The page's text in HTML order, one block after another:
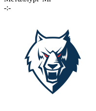
-:-